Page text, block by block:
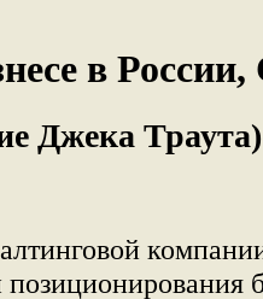
в
Джека Траута)